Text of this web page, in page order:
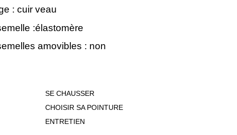
: cuir veau
:élastomère
amovibles : non
SE CHAUSSER
CHOISIR SA POINTURE
ENTRETIEN